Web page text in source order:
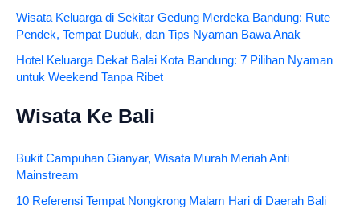
Wisata Keluarga di Sekitar Gedung Merdeka Bandung: Rute
Pendek, Tempat Duduk, dan Tips Nyaman Bawa Anak
Hotel Keluarga Dekat Balai Kota Bandung: 7 Pilihan Nyaman
untuk Weekend Tanpa Ribet
Wisata Ke Bali
Bukit Campuhan Gianyar, Wisata Murah Meriah Anti
Mainstream
10 Referensi Tempat Nongkrong Malam Hari di Daerah Bali